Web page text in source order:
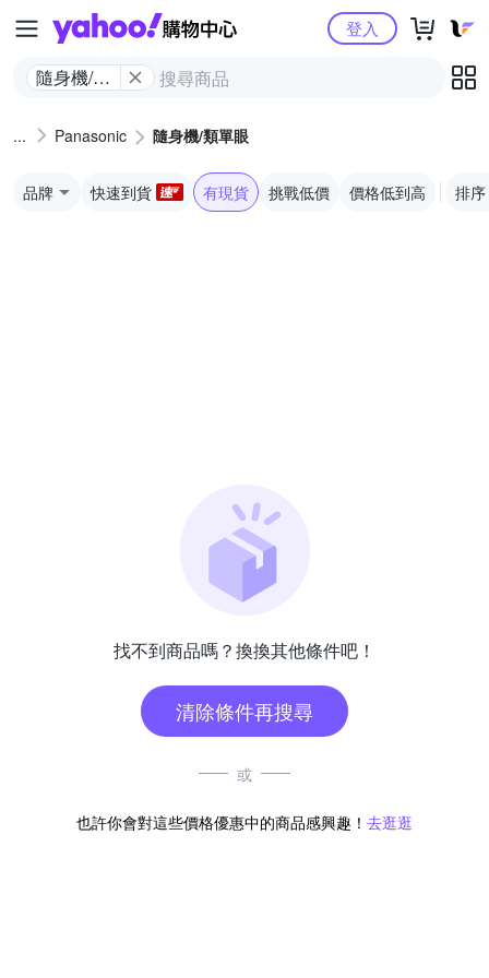
Yahoo購物中心
隨身機/類
登入
Panasonic 隨身機/類單眼
品牌 快速到貨 有現貨 挑戰低價 價格低到高 排序
找不到商品嗎？換換其他條件吧！
清除條件再搜尋
或
也許你會對這些價格優惠中的商品感興趣！ 去逛逛